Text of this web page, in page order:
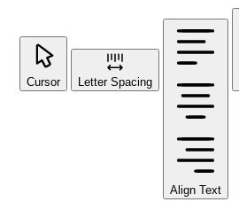
Cursor Letter Spacing
Align Text